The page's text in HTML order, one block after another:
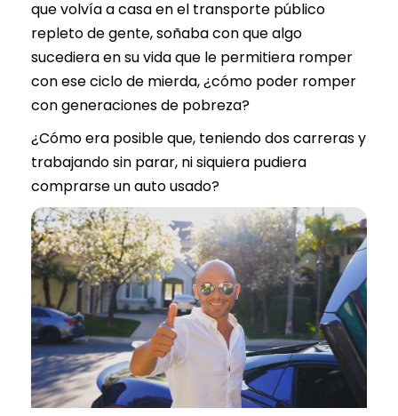
que volvía a casa en el transporte público
repleto de gente, soñaba con que algo
sucediera en su vida que le permitiera romper
con ese ciclo de mierda, ¿cómo poder romper
con generaciones de pobreza?
¿Cómo era posible que, teniendo dos carreras y
trabajando sin parar, ni siquiera pudiera
comprarse un auto usado?